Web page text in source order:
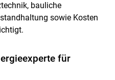
bauliche
sowie Kosten
für